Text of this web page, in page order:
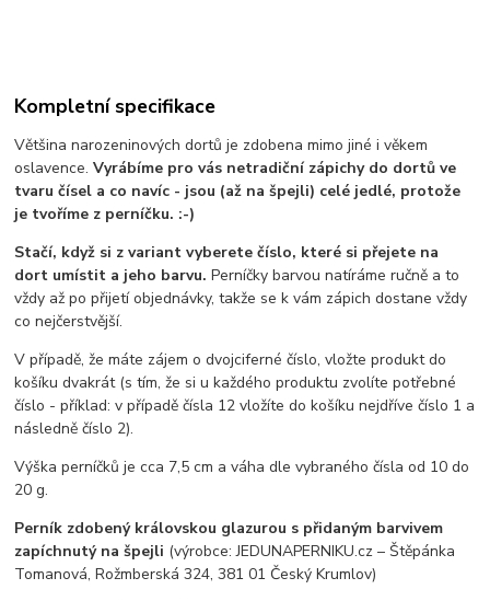
Kompletní specifikace
Většina narozeninových dortů je zdobena mimo jiné i věkem
oslavence.Vyrábíme pro vás netradiční zápichy do dortů ve
tvaru čísel a co navíc - jsou (až na špejli) celé jedlé, protože
je tvoříme z perníčku. :-)
Stačí, když si z variant vyberete číslo, které si přejete na
dort umístit a jeho barvu. Perníčky barvou natíráme ručně a to
vždy až po přijetí objednávky, takže se k vám zápich dostane vždy
co nejčerstvější.
V případě, že máte zájem o dvojciferné číslo, vložte produkt do
košíku dvakrát (s tím, že si u každého produktu zvolíte potřebné
číslo - příklad: v případě čísla 12 vložíte do košíku nejdříve číslo 1 a
následně číslo 2).
Výška perníčků je cca 7,5 cm a váha dle vybraného čísla od 10 do
20 g.
Perník zdobený královskou glazurou s přidaným barvivem
zapíchnutý na špejli (výrobce: JEDUNAPERNIKU.cz – Štěpánka
Tomanová, Rožmberská 324, 381 01 Český Krumlov)